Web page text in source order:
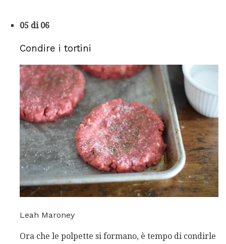
05 di 06
Condire i tortini
Leah Maroney
Ora che le polpette si formano, è tempo di condirle